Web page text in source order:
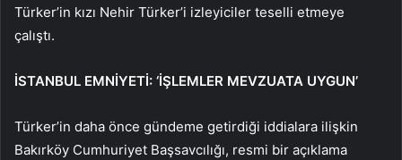
Türker’in kızı Nehir Türker’i izleyiciler teselli etmeye
çalıştı.
İSTANBUL EMNİYETİ: ‘İŞLEMLER MEVZUATA UYGUN’
Türker’in daha önce gündeme getirdiği iddialara ilişkin
Bakırköy Cumhuriyet Başsavcılığı, resmi bir açıklama